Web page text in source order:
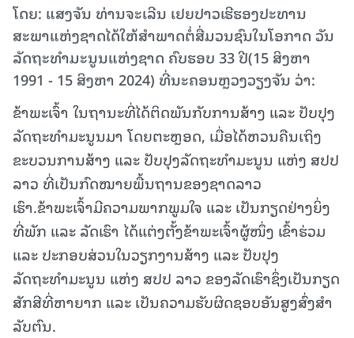
ໂດຍ: ແສງຈັນ ທ່ານຈະເລີນ ເຢຍປາວເຮີຮອງປະທານ
ສະພາແຫ່ງຊາດໄດ້ໃຫ້ສໍາພາດຕໍ່ສື່ມວນຊົນໃນໂອກາດ ວັນ
ລັດຖະທຳມະນູນແຫ່ງຊາດ ຄົບຮອບ 33 ປີ(15 ສິງຫາ
1991 - 15 ສິງຫາ 2024) ທີ່ນະຄອນຫຼວງວຽງຈັນ ວ່າ:
ຂ້າພະເຈົ້າ ໃນຖານະທີ່ໄດ້ຕິດພັນກັບການສ້າງ ແລະ ປັບປຸງ
ລັດຖະທຳມະນູນມາ ໂດຍຕະຫຼອດ, ເມື່ອໄດ້ຫວນຄືນເຖິງ
ຂະບວນການສ້າງ ແລະ ປັບປຸງລັດຖະທໍາມະນູນ ແຫ່ງ ສປປ
ລາວ ທີ່ເປັນກົດໝາຍພື້ນຖານຂອງຊາດລາວ
ເຮົາ.ຂ້າພະເຈົ້າມີຄວາມພາກພູມໃຈ ແລະ ເປັນກຽດຢ່າງຍິ່ງ
ທີ່ພັກ ແລະ ລັດເຮົາ ໄດ້ແຕ່ງຕັ້ງຂ້າພະເຈົ້າຜູ້ໜຶ່ງ ເຂົ້າຮ່ວມ
ແລະ ປະກອບສ່ວນໃນວຽກງານສ້າງ ແລະ ປັບປຸງ
ລັດຖະທຳມະນູນ ແຫ່ງ ສປປ ລາວ ຂອງລັດເຮົາຊຶ່ງເປັນກຽດ
ສັກສີທີ່ຫາຍາກ ແລະ ເປັນຄວາມຮັບຜິດຊອບອັນສູງສົ່ງສໍາ
ລັບຕົນ.